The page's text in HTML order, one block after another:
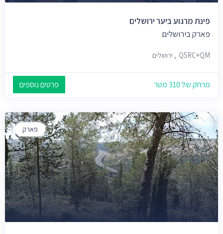
פינת מרגוע ביער ירושלים
פארק בירושלים
Q5RC+QM, ירושלים
מרחק של 310 מטר פרטים נוספים
פארק